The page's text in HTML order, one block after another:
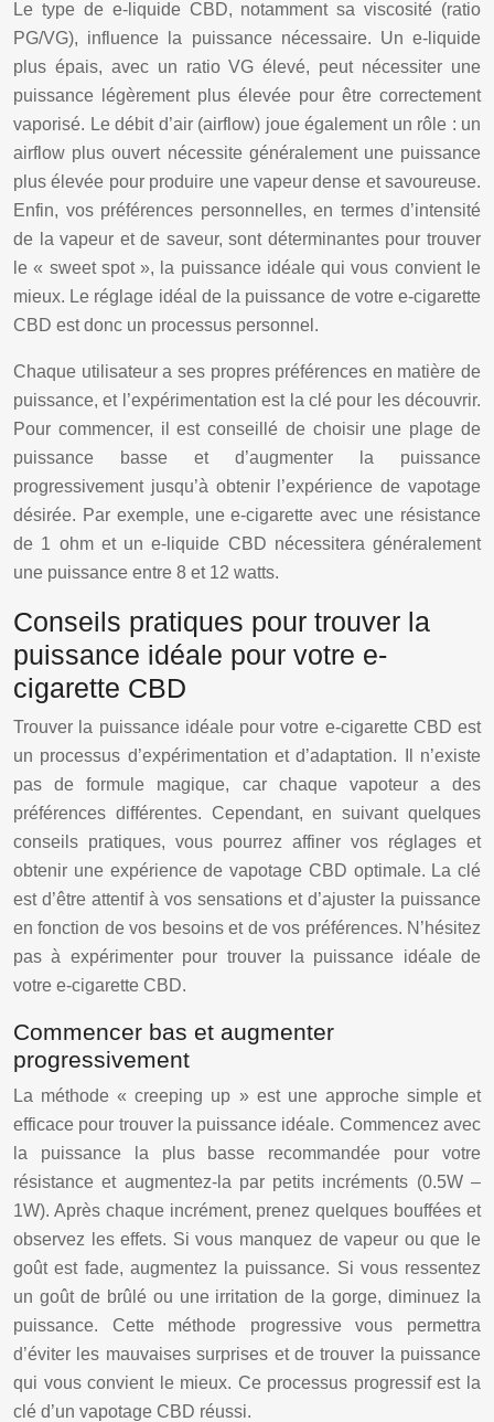
Le type de e-liquide CBD, notamment sa viscosité (ratio
PG/VG), influence la puissance nécessaire. Un e-liquide
plus épais, avec un ratio VG élevé, peut nécessiter une
puissance légèrement plus élevée pour être correctement
vaporisé. Le débit d’air (airflow) joue également un rôle : un
airflow plus ouvert nécessite généralement une puissance
plus élevée pour produire une vapeur dense et savoureuse.
Enfin, vos préférences personnelles, en termes d’intensité
de la vapeur et de saveur, sont déterminantes pour trouver
le « sweet spot », la puissance idéale qui vous convient le
mieux. Le réglage idéal de la puissance de votre e-cigarette
CBD est donc un processus personnel.
Chaque utilisateur a ses propres préférences en matière de
puissance, et l’expérimentation est la clé pour les découvrir.
Pour commencer, il est conseillé de choisir une plage de
puissance basse et d’augmenter la puissance
progressivement jusqu’à obtenir l’expérience de vapotage
désirée. Par exemple, une e-cigarette avec une résistance
de 1 ohm et un e-liquide CBD nécessitera généralement
une puissance entre 8 et 12 watts.
Conseils pratiques pour trouver la
puissance idéale pour votre e-
cigarette CBD
Trouver la puissance idéale pour votre e-cigarette CBD est
un processus d’expérimentation et d’adaptation. Il n’existe
pas de formule magique, car chaque vapoteur a des
préférences différentes. Cependant, en suivant quelques
conseils pratiques, vous pourrez affiner vos réglages et
obtenir une expérience de vapotage CBD optimale. La clé
est d’être attentif à vos sensations et d’ajuster la puissance
en fonction de vos besoins et de vos préférences. N’hésitez
pas à expérimenter pour trouver la puissance idéale de
votre e-cigarette CBD.
Commencer bas et augmenter
progressivement
La méthode « creeping up » est une approche simple et
efficace pour trouver la puissance idéale. Commencez avec
la puissance la plus basse recommandée pour votre
résistance et augmentez-la par petits incréments (0.5W –
1W). Après chaque incrément, prenez quelques bouffées et
observez les effets. Si vous manquez de vapeur ou que le
goût est fade, augmentez la puissance. Si vous ressentez
un goût de brûlé ou une irritation de la gorge, diminuez la
puissance. Cette méthode progressive vous permettra
d’éviter les mauvaises surprises et de trouver la puissance
qui vous convient le mieux. Ce processus progressif est la
clé d’un vapotage CBD réussi.